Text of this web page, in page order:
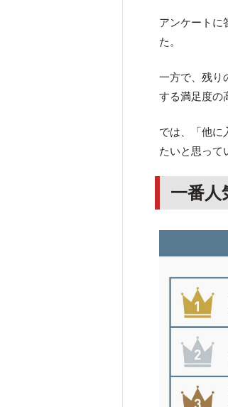
アンケートに
た。
一方で、残り
する満足度の
では、「他に
たいと思って
一番人